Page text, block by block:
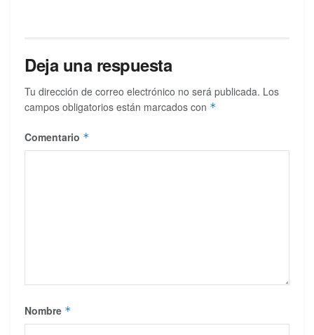
Deja una respuesta
Tu dirección de correo electrónico no será publicada. Los
campos obligatorios están marcados con *
Comentario *
Nombre *